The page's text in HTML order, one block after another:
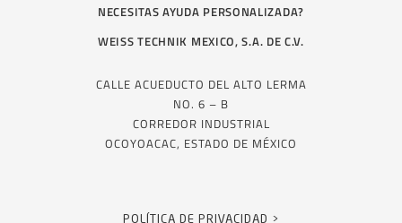
NECESITAS AYUDA PERSONALIZADA?
WEISS TECHNIK MEXICO, S.A. DE C.V.
CALLE ACUEDUCTO DEL ALTO LERMA
NO. 6 – B
CORREDOR INDUSTRIAL
OCOYOACAC, ESTADO DE MÉXICO
POLÍTICA DE PRIVACIDAD >